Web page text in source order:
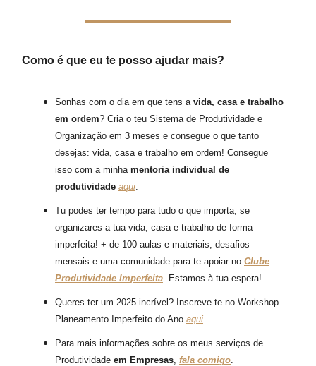
Como é que eu te posso ajudar mais?
Sonhas com o dia em que tens a vida, casa e trabalho
em ordem? Cria o teu Sistema de Produtividade e
Organização em 3 meses e consegue o que tanto
desejas: vida, casa e trabalho em ordem! Consegue
isso com a minha mentoria individual de
produtividade aqui.
Tu podes ter tempo para tudo o que importa, se
organizares a tua vida, casa e trabalho de forma
imperfeita! + de 100 aulas e materiais, desafios
mensais e uma comunidade para te apoiar no Clube
Produtividade Imperfeita. Estamos à tua espera!
Queres ter um 2025 incrível? Inscreve-te no Workshop
Planeamento Imperfeito do Ano aqui.
Para mais informações sobre os meus serviços de
Produtividade em Empresas, fala comigo.